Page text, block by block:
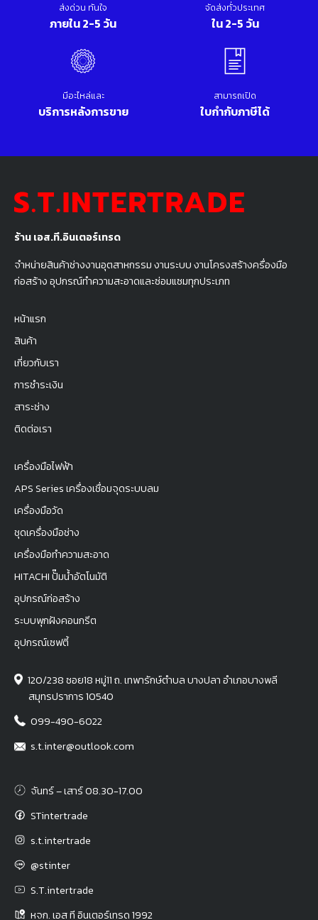
ร้าน เอส.ที.อินเตอร์เทรด
จำหน่ายสินค้าช่างงานอุตสาหกรรม งานระบบ งานโครงสร้างครื่องมือ
ก่อสร้าง อุปกรณ์ทำความสะอาดและซ่อมแซมทุกประเภท
หน้าแรก
สินค้า
เกี่ยวกับเรา
การชำระเงิน
สาระช่าง
ติดต่อเรา
เครื่องมือไฟฟ้า
APS Series เครื่องเชื่อมจุดระบบลม
เครื่องมือวัด
ชุดเครื่องมือช่าง
เครื่องมือทำความสะอาด
HITACHI ปั๊มน้ำอัตโนมัติ
อุปกรณ์ก่อสร้าง
ระบบพุกฝังคอนกรีต
อุปกรณ์เซฟตี้
120/238 ซอย18 หมู่11 ถ. เทพารักษ์ตำบล บางปลา อำเภอบางพลี
สมุทรปราการ 10540
099-490-6022
s.t.inter@outlook.com
จันทร์ – เสาร์ 08.30-17.00
STintertrade
s.t.intertrade
@stinter
S.T.intertrade
หจก. เอส ที อินเตอร์เทรด 1992
ส่งด่วน ทันใจ
ภายใน 2-5 วัน
จัดส่งทั่วประเทศ
ใน 2-5 วัน
มีอะไหล่และ
บริการหลังการขาย
สามารถเปิด
ใบกำกับภาษีได้